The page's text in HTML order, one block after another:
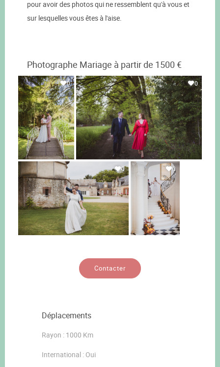
pour avoir des photos qui ne ressemblent qu'à vous et
sur lesquelles vous êtes à l'aise.
Photographe Mariage à partir de 1500 €
0 0
0 0
Contacter
Déplacements
Rayon : 1000 Km
International : Oui